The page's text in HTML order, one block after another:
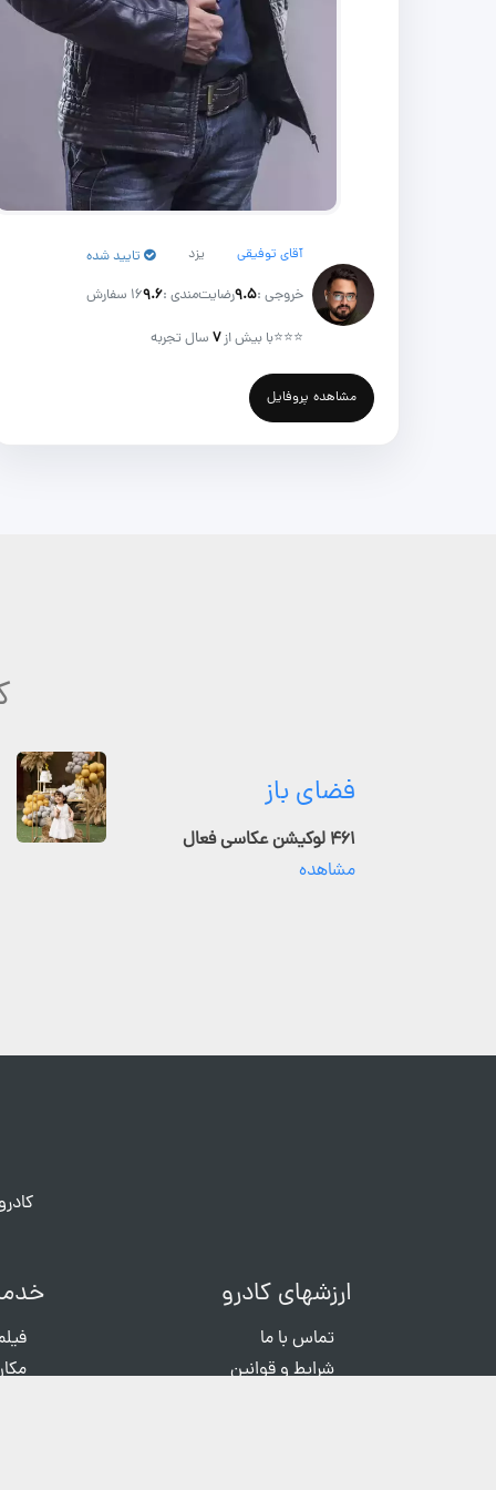
آقای توفیقی یزد تایید شده
خروجی :۹.۵رضایت‌مندی :۹.۶16 سفارش
⭐⭐⭐با بیش از۷سال تجربه
مشاهده پروفایل
فضای باز
۴۶۱ لوکیشن عکاسی فعال
مشاهده
ارزشهای کادرو
تماس با ما
شرایط و قوانین